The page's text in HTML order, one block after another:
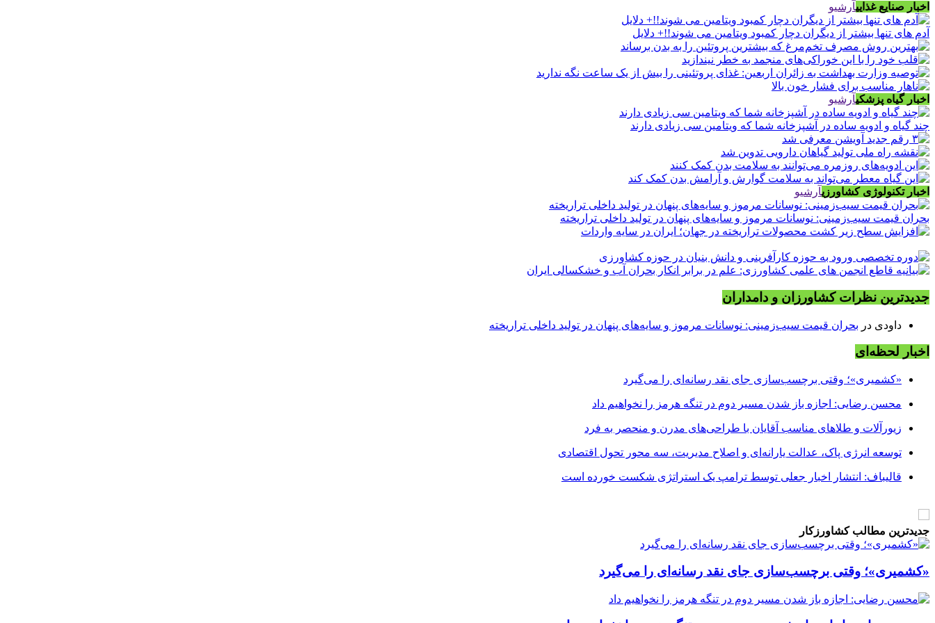
اخبار صنایع غذاییآرشیو
آدم های تنها بیشتر از دیگران دچار کمبود ویتامین می شوند!!+ دلایل
اخبار گیاه پزشکیآرشیو
چند گیاه و ادویه ساده در آشپزخانه شما که ویتامین سی زیادی دارند
اخبار تکنولوژی کشاورزیآرشیو
بحران قیمت سیب‌زمینی: نوسانات مرموز و سایه‌های پنهان در تولید داخلی تراریخته
جدیدترین نظرات کشاورزان و دامداران
داودی در بحران قیمت سیب‌زمینی: نوسانات مرموز و سایه‌های پنهان در تولید داخلی تراریخته
اخبار لحظه‌ای
«کشمیری»؛ وقتی برچسب‌سازی جای نقد رسانه‌ای را می‌گیرد
محسن رضایی: اجازه باز شدن مسیر دوم در تنگه هرمز را نخواهیم داد
زیورآلات و طلاهای مناسب آقایان با طراحی‌های مدرن و منحصر به فرد
توسعه انرژی پاک، عدالت یارانه‌ای و اصلاح مدیریت، سه محور تحول اقتصادی
قالیباف: انتشار اخبار جعلی توسط ترامپ یک استراتژی شکست خورده است
جدیدترین مطالب کشاورزکار
«کشمیری»؛ وقتی برچسب‌سازی جای نقد رسانه‌ای را می‌گیرد